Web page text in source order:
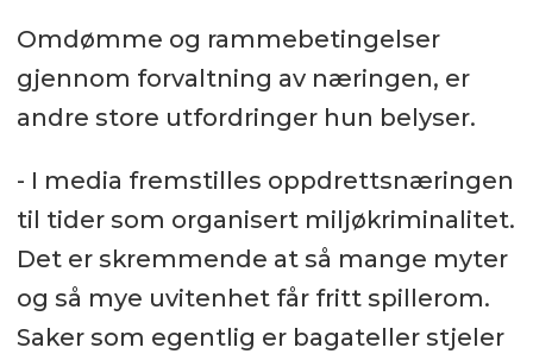
Omdømme og rammebetingelser
gjennom forvaltning av næringen, er
andre store utfordringer hun belyser.
- I media fremstilles oppdrettsnæringen
til tider som organisert miljøkriminalitet.
Det er skremmende at så mange myter
og så mye uvitenhet får fritt spillerom.
Saker som egentlig er bagateller stjeler